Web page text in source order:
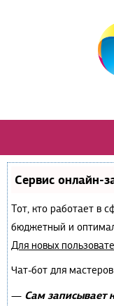
Сервис онлайн-
Тот, кто работает в
бюджетный и
Для новых
Чат-бот для
— Сам записывает